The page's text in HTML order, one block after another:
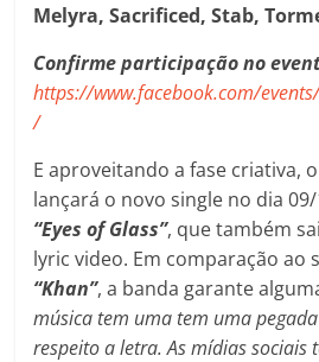
Melyra, Sacrificed, Stab,
Confirme participação no
https://www.facebook.com/
/
E aproveitando a fase criativa, o
lançará o novo single no dia
“Eyes of Glass”, que também
lyric video. Em comparação ao
“Khan”, a banda garante
música tem uma tem uma
respeito a letra. As mídias sociais